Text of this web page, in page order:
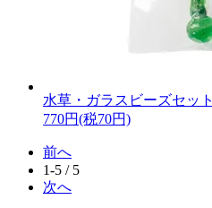
水草・ガラスビーズセット
770円(税70円)
前へ
1-5 / 5
次へ